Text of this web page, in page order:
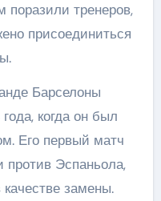
поразили тренеров,
присоединиться
Барселоны
когда он был
Его первый матч
против Эспаньола,
замены.